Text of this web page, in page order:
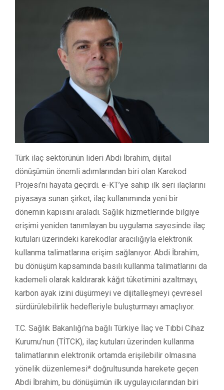
Türk ilaç sektörünün lideri Abdi İbrahim, dijital
dönüşümün önemli adımlarından biri olan Karekod
Projesi’ni hayata geçirdi. e-KT’ye sahip ilk seri ilaçlarını
piyasaya sunan şirket, ilaç kullanımında yeni bir
dönemin kapısını araladı. Sağlık hizmetlerinde bilgiye
erişimi yeniden tanımlayan bu uygulama sayesinde ilaç
kutuları üzerindeki karekodlar aracılığıyla elektronik
kullanma talimatlarına erişim sağlanıyor. Abdi İbrahim,
bu dönüşüm kapsamında basılı kullanma talimatlarını da
kademeli olarak kaldırarak kâğıt tüketimini azaltmayı,
karbon ayak izini düşürmeyi ve dijitalleşmeyi çevresel
sürdürülebilirlik hedefleriyle buluşturmayı amaçlıyor.
T.C. Sağlık Bakanlığı’na bağlı Türkiye İlaç ve Tıbbi Cihaz
Kurumu’nun (TİTCK), ilaç kutuları üzerinden kullanma
talimatlarının elektronik ortamda erişilebilir olmasına
yönelik düzenlemesi* doğrultusunda harekete geçen
Abdi İbrahim, bu dönüşümün ilk uygulayıcılarından biri